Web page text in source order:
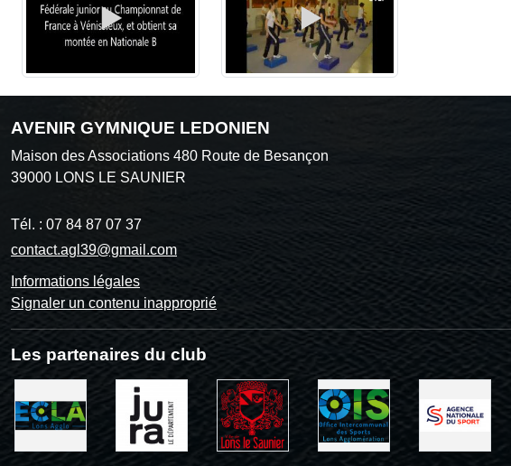
AVENIR GYMNIQUE LEDONIEN
Maison des Associations 480 Route de Besançon
39000 LONS LE SAUNIER
Tél. : 07 84 87 07 37
contact.agl39@gmail.com
Informations légales
Signaler un contenu inapproprié
Les partenaires du club